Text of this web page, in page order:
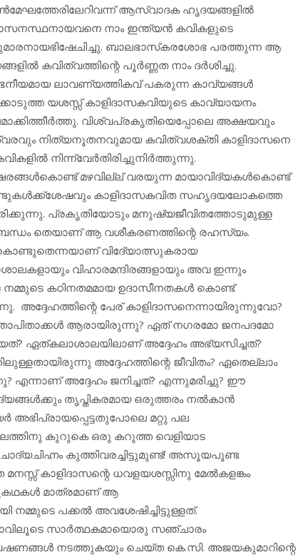
ആസ്വാദക ഹൃദയങ്ങളില്‍
നാം ഇന്ത്യന്‍ കവികളുടെ
ബാലഭാസ്‌കരശോഭ പരത്തുന്ന ആ
കവിത്വത്തിന്റെ പൂര്‍ണ്ണത നാം ദര്‍ശിച്ചു.
ലാവണ്യത്തികവ് പകരുന്ന കാവ്യങ്ങള്‍
യശസ്സ് കാളിദാസകവിയുടെ കാവ്യായനം
വിശ്വപ്രകൃതിയെപ്പോലെ അക്ഷയവും
നിത്യനൂതനവുമായ കവിത്വശക്തി കാളിദാസനെ
നിന്ന്‌വേര്‍തിരിച്ചുനിര്‍ത്തുന്നു.
മഴവില്ല് വരയുന്ന മായാവിദ്യകള്‍കൊണ്ട്
കാളിദാസകവിത സഹൃദയലോകത്തെ
പ്രകൃതിയോടും മനുഷ്യജീവിതത്തോടുമുള്ള
തെയാണ് ആ വശീകരണത്തിന്റെ രഹസ്യം.
വിദേ്യാത്സുകരായ
വിഹാരമന്ദിരങ്ങളായും അവ ഇന്നും
നമ്മുടെ കഠിനതമമായ ഉദാസീനതകള്‍ കൊണ്ട്
അദ്ദേഹത്തിന്റെ പേര് കാളിദാസനെന്നായിരുന്നുവോ?
ആരായിരുന്നു? ഏത് നഗരമോ ജനപദമോ
ഏത്കലാശാലയിലാണ് അദ്ദേഹം അഭ്യസിച്ചത്?
അദ്ദേഹത്തിന്റെ ജീവിതം? ഏതെല്ലാം
എന്നാണ് അദ്ദേഹം ജനിച്ചത്? എന്നുമരിച്ചു? ഈ
തൃപ്തികരമായ ഒരുത്തരം നല്‍കാന്‍
അഭിപ്രായപ്പെട്ടതുപോലെ മറ്റു പല
കുറുകെ ഒരു കറുത്ത വെളിയാട
കുത്തിവരച്ചിട്ടുമുണ്ട്! അസൂയപൂണ്ട
കാളിദാസന്റെ ധവളയശസ്സിനു മേല്‍കളങ്കം
മാത്രമാണ് ആ
നമ്മുടെ പക്കല്‍ അവശേഷിച്ചിട്ടുള്ളത്.
സാര്‍ത്ഥകമായൊരു സഞ്ചാരം
നടത്തുകയും ചെയ്ത കെ.സി. അജയകുമാറിന്റെ